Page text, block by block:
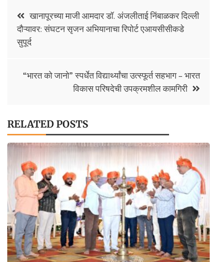
o
k
p
p
Li
n
Post
navigation
खानापूरच्या माजी आमदार डॉ. अंजलीताई निंबाळकर दिल्ली
दौऱ्यावर: संघटन सृजन अभियानाचा रिपोर्ट एआयसीसीकडे
सुपूर्द
“भारत को जानो” स्पर्धेत विद्यार्थ्यांचा उत्स्फूर्त सहभाग – भारत
विकास परिषदेची उपक्रमशील कामगिरी
RELATED POSTS